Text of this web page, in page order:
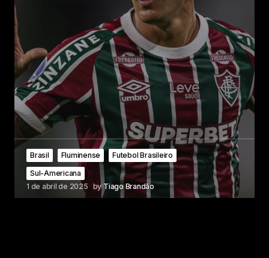
Brasil Fluminense
Futebol Brasileiro
Sul-Americana
1 de abril de 2025 byTiago Brandão